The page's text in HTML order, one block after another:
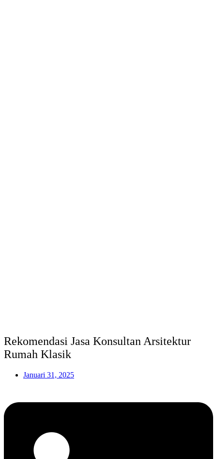
Rekomendasi Jasa Konsultan Arsitektur
Rumah Klasik
Januari 31, 2025